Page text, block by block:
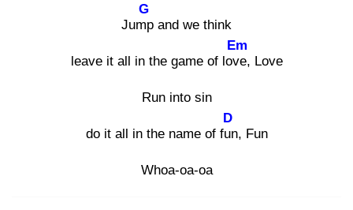
Jump
G
and we think
leave it all in the game of love
Em
, Love
Run into sin
do it all in the name of fun
D
, Fun
Whoa-oa-oa